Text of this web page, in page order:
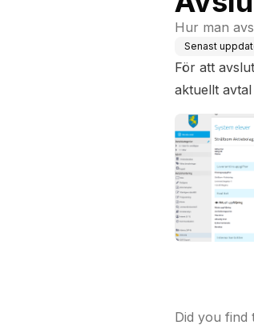
Hur man
Senast
För att
aktuellt
Did you find